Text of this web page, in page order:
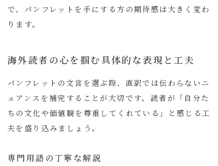
で、パンフレットを手にする方の期待感は大きく変わ
ります。
海外読者の心を掴む具体的な表現と工夫
パンフレットの文言を選ぶ際、直訳では伝わらないニ
ュアンスを補完することが大切です。読者が「自分た
ちの文化や価値観を尊重してくれている」と感じる工
夫を盛り込みましょう。
専門用語の丁寧な解説